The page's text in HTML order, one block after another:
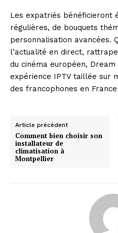
News
Les expatriés bénéficieront
régulières, de bouquets
personnalisation avancées.
l’actualité en direct,
du cinéma européen,
expérience IPTV taillée sur
des francophones en
Article précédent
Comment bien choisir son
installateur de
climatisation à
Montpellier